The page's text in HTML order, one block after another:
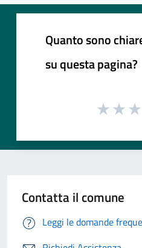
Quanto sono
su questa pagina?
Contatta il comune
Leggi le domande